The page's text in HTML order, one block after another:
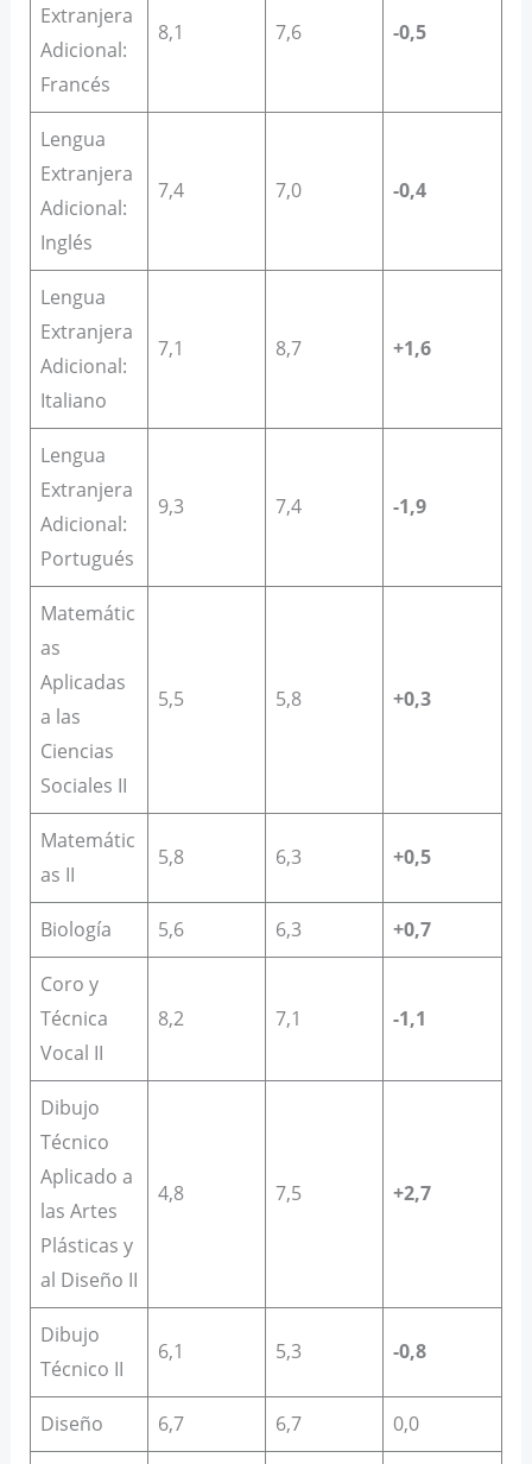
Extranjera
Adicional:
Francés
8,1 7,6 -0,5
Lengua
Extranjera
Adicional:
Inglés
7,4 7,0 -0,4
Lengua
Extranjera
Adicional:
Italiano
7,1 8,7 +1,6
Lengua
Extranjera
Adicional:
Portugués
9,3 7,4 -1,9
Matemátic
as
Aplicadas
a las
Ciencias
Sociales II
5,5 5,8 +0,3
Matemátic
as II
5,8 6,3 +0,5
Biología 5,6 6,3 +0,7
Coro y
Técnica
Vocal II
8,2 7,1 -1,1
Dibujo
Técnico
Aplicado a
las Artes
Plásticas y
al Diseño II
4,8 7,5 +2,7
Dibujo
Técnico II
6,1 5,3 -0,8
Diseño 6,7 6,7 0,0